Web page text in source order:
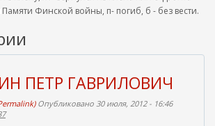
Финской войны, п- погиб, б - без вести.
ПЕТР ГАВРИЛОВИЧ
Опубликовано 30 июля, 2012 - 16:46